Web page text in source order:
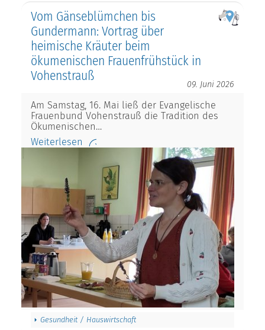
Vom Gänseblümchen bis
Gundermann: Vortrag über
heimische Kräuter beim
ökumenischen Frauenfrühstück in
Vohenstrauß
09. Juni 2026
Am Samstag, 16. Mai ließ der Evangelische
Frauenbund Vohenstrauß die Tradition des
Ökumenischen…
Weiterlesen
Gesundheit / Hauswirtschaft